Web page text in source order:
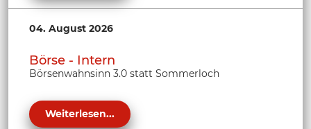
04. August 2026
Börse - Intern
Börsenwahnsinn 3.0 statt Sommerloch
Weiterlesen...